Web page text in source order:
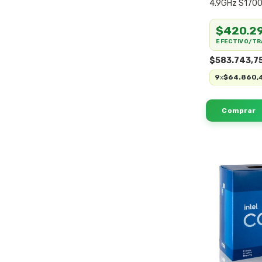
4.9GHz
9x
EFECTIVO/